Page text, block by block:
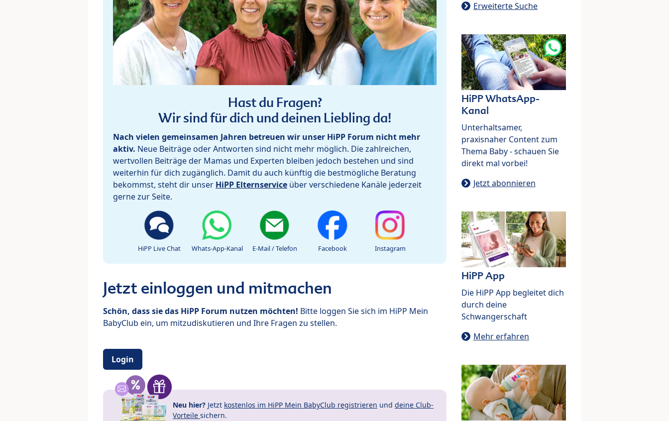
Hast du Fragen?
Wir sind für dich und deinen Liebling da!
Nach vielen gemeinsamen Jahren betreuen wir unser HiPP Forum nicht mehr
aktiv. Neue Beiträge oder Antworten sind nicht mehr möglich. Die zahlreichen,
wertvollen Beiträge der Mamas und Experten bleiben jedoch bestehen und sind
weiterhin für dich zugänglich. Damit du auch künftig die bestmögliche Beratung
bekommst, steht dir unser HiPP Elternservice über verschiedene Kanäle jederzeit
gerne zur Seite.
HiPP Live Chat Whats-App-Kanal E-Mail / Telefon Facebook Instagram
Jetzt einloggen und mitmachen
Schön, dass sie das HiPP Forum nutzen möchten! Bitte loggen Sie sich im HiPP Mein
BabyClub ein, um mitzudiskutieren und Ihre Fragen zu stellen.
Login
Neu hier? Jetzt kostenlos im HiPP Mein BabyClub registrieren und deine Club-
Vorteile sichern.
Erweiterte Suche
HiPP WhatsApp-
Kanal
Unterhaltsamer,
praxisnaher Content zum
Thema Baby - schauen Sie
direkt mal vorbei!
Jetzt abonnieren
HiPP App
Die HiPP App begleitet dich
durch deine
Schwangerschaft
Mehr erfahren